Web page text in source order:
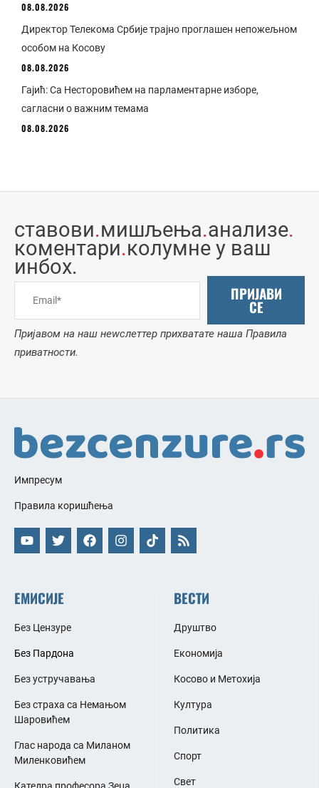
08.08.2026
Директор Телекома Србије трајно проглашен непожељном
особом на Косову
08.08.2026
Гајић: Са Несторовићем на парламентарне изборе,
сагласни о важним темама
08.08.2026
ставови.мишљења.анализе.
коментари.колумне у ваш
инбоx.
ПРИЈАВИ
СЕ
Пријавом на наш неwслеттер прихватате наша Правила
приватности.
Импресум
Правила коришћења
ЕМИСИЈЕ
Без Цензуре
Без Пардона
Без устручавања
Без страха са Немањом
Шаровићем
Глас народа са Миланом
Миленковићем
ВЕСТИ
Друштво
Економија
Косово и Метохија
Култура
Политика
Спорт
Свет